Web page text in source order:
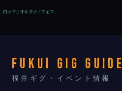
ロック / オルタナ / フェス
FUKUI GIG GUIDE
福井ギグ・イベント情報